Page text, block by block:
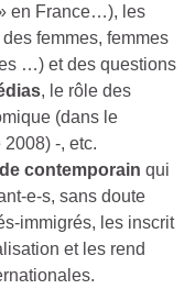
en France…), les
femmes, femmes
…) et des questions
, le rôle des
(dans le
-, etc.
contemporain qui
e-s, sans doute
immigrés, les inscrit
et les rend